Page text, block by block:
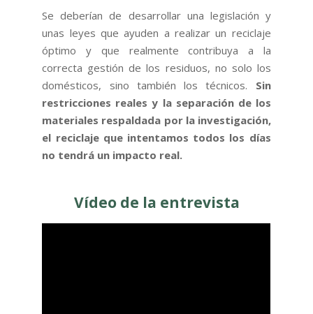
Se deberían de desarrollar una legislación y
unas leyes que ayuden a realizar un reciclaje
óptimo y que realmente contribuya a la
correcta gestión de los residuos, no solo los
domésticos, sino también los técnicos. Sin
restricciones reales y la separación de los
materiales respaldada por la investigación,
el reciclaje que intentamos todos los días
no tendrá un impacto real.
Vídeo de la entrevista